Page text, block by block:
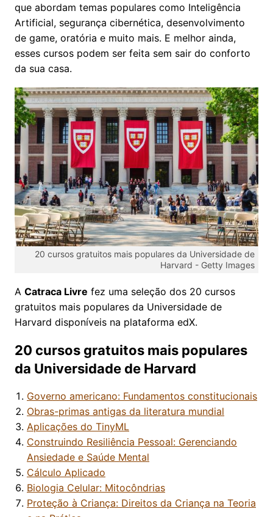
que abordam temas populares como Inteligência
Artificial, segurança cibernética, desenvolvimento
de game, oratória e muito mais. E melhor ainda,
esses cursos podem ser feita sem sair do conforto
da sua casa.
20 cursos gratuitos mais populares da Universidade de
Harvard - Getty Images
A Catraca Livre fez uma seleção dos 20 cursos
gratuitos mais populares da Universidade de
Harvard disponíveis na plataforma edX.
20 cursos gratuitos mais populares
da Universidade de Harvard
Governo americano: Fundamentos constitucionais
Obras-primas antigas da literatura mundial
Aplicações do TinyML
Construindo Resiliência Pessoal: Gerenciando
Ansiedade e Saúde Mental
Cálculo Aplicado
Biologia Celular: Mitocôndrias
Proteção à Criança: Direitos da Criança na Teoria